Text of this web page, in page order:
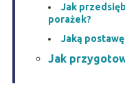
Jak
porażek?
Jaką
Jak